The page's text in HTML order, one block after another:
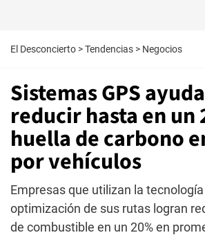
El Desconcierto >Tendencias > Negocios
Sistemas GPS
reducir hasta en un
huella de carbono
por vehículos
Empresas que utilizan la tecnología
optimización de sus rutas logran
de combustible en un 20% en